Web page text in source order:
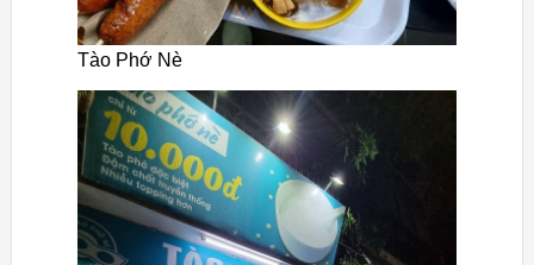
Tào Phớ Nè